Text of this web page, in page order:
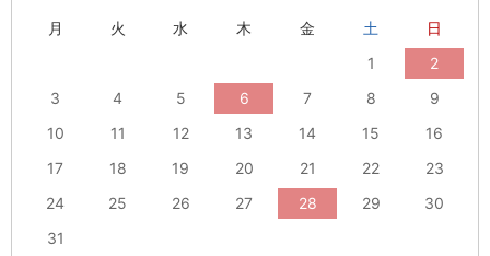
月 火 水 木 金 土
日
1
2
3
4 5 6 7 8
9
10
11 12 13 14 15
16
17
18 19 20 21 22
23
24
25 26 27 28 29
30
31